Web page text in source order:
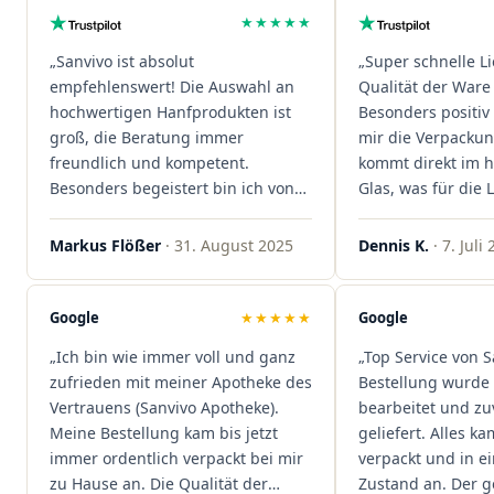
★★★★★
„Sanvivo ist absolut
empfehlenswert! Die Auswahl an
hochwertigen Hanfprodukten ist
groß, die Beratung immer
freundlich und kompetent.
Besonders begeistert bin ich von
der schnellen Rezeptannahme –
alles läuft unkompliziert und
sind extrem zügig, was mir jedes
Mal viel Zeit spart. Man merkt,
Kundenzufriedenheit an erster
Stelle stehen. Vielen Dank an das
Team von Sanvivo – ich bin
rundum begeistert!"
Markus Flößer · 31. August 2025
„Super schnelle
Qualität der
Besonders
mir die
kommt direkt im
Glas, was für die
ist. Ich bestelle
wieder!"
Dennis K. · 7. Juli
Google ★★★★★
„Ich bin wie immer voll und ganz
zufrieden mit meiner Apotheke des
Vertrauens (Sanvivo Apotheke).
Meine Bestellung kam bis jetzt
immer ordentlich verpackt bei mir
zu Hause an. Die Qualität der
Google
„Top Service von
Bestellung wurde
bearbeitet und
geliefert. Alles
verpackt und in
Zustand an. Der